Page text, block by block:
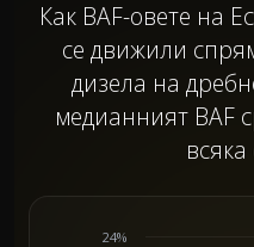
Как BAF-овете на
се движили
дизела на
медианният BAF
24%